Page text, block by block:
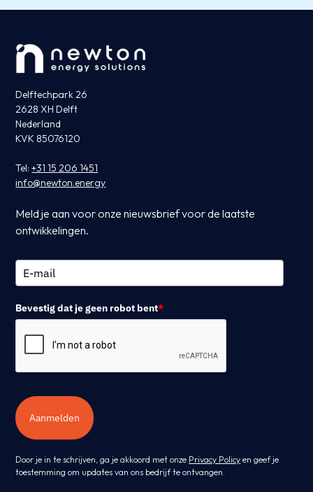
Delftechpark 26
2628 XH Delft
Nederland
KVK 85076120
Tel:+31 15 206 1451
info@newton.energy
Meld je aan voor onze nieuwsbrief voor de laatste
ontwikkelingen.
Bevestig dat je geen robot bent*
Aanmelden
Door je in te schrijven, ga je akkoord met onze Privacy Policy en geef je
toestemming om updates van ons bedrijf te ontvangen.